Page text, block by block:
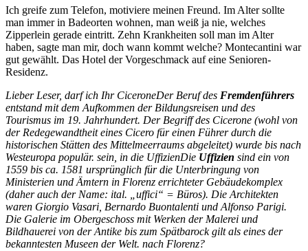
Ich greife zum Telefon, motiviere meinen Freund. Im Alter sollte
man immer in Badeorten wohnen, man weiß ja nie, welches
Zipperlein gerade eintritt. Zehn Krankheiten soll man im Alter
haben, sagte man mir, doch wann kommt welche? Montecantini war
gut gewählt. Das Hotel der Vorgeschmack auf eine Senioren-
Residenz.
Lieber Leser, darf ich Ihr CiceroneDer Beruf des Fremdenführers
entstand mit dem Aufkommen der Bildungsreisen und des
Tourismus im 19. Jahrhundert. Der Begriff des Cicerone (wohl von
der Redegewandtheit eines Cicero für einen Führer durch die
historischen Stätten des Mittelmeerraums abgeleitet) wurde bis nach
Westeuropa populär. sein, in die UffizienDie Uffizien sind ein von
1559 bis ca. 1581 ursprünglich für die Unterbringung von
Ministerien und Ämtern in Florenz errichteter Gebäudekomplex
(daher auch der Name: ital.
uffici
= Büros). Die Architekten
waren Giorgio Vasari, Bernardo Buontalenti und Alfonso Parigi.
Die Galerie im Obergeschoss mit Werken der Malerei und
Bildhauerei von der Antike bis zum Spätbarock gilt als eines der
bekanntesten Museen der Welt. nach Florenz?